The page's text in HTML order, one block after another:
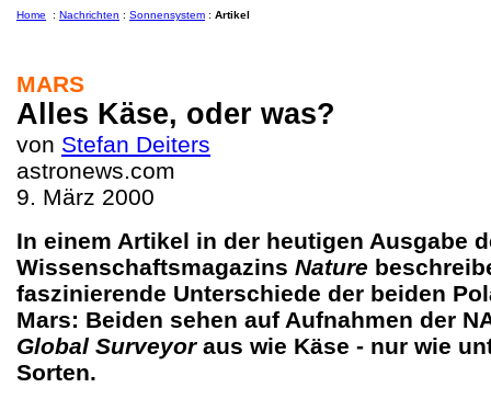
Home : Nachrichten : Sonnensystem : Artikel
MARS
Alles Käse, oder was?
von Stefan Deiters
astronews.com
9. März 2000
In einem Artikel in der heutigen Ausgabe
Wissenschaftsmagazins Nature
faszinierende Unterschiede der beiden
Mars: Beiden sehen auf Aufnahmen der
Global Surveyoraus wie Käse - nur wie
Sorten.